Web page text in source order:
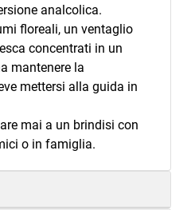
analcolica.
floreali, un ventaglio
concentrati in un
mantenere la
mettersi alla guida in
mai a un brindisi con
o in famiglia.